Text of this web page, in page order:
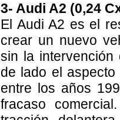
3- Audi A2 (0,24
El Audi A2 es el
crear un nuevo
sin la
de lado el
entre los años
fracaso